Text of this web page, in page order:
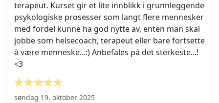
terapeut. Kurset gir et lite innblikk i grunnleggende
psykologiske prosesser som langt flere mennesker
med fordel kunne ha god nytte av, enten man skal
jobbe som helsecoach, terapeut eller bare fortsette
å være menneske...:) Anbefales på det sterkeste...!
<3
søndag 19. oktober 2025